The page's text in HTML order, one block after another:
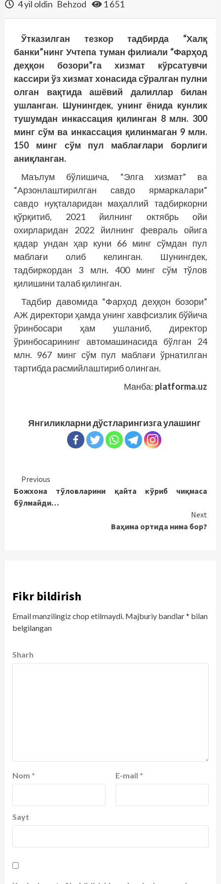
4 yil oldin Behzod 1 651
Ўтказилган тезкор тадбирда “Халқ
банки”нинг Учтепа туман филиали “Фарҳод
деҳқон бозори”га хизмат кўрсатувчи
кассири ўз хизмат хонасида сўралган пулни
олган вақтида ашёвий далиллар билан
ушланган. Шунингдек, унинг ёнида кунлик
тушумдан инкассация қилинган 8 млн. 300
минг сўм ва инкассация қилинмаган 9 млн.
150 минг сўм пул маблағлари борлиги
аниқланган.
Маълум бўлишича, “Элга хизмат” ва
“Арзонлаштирилган савдо ярмаркалари”
савдо нуқталаридан маҳаллий тадбиркорни
қўрқитиб, 2021 йилнинг октябрь ойи
охирларидан 2022 йилнинг февраль ойига
қадар ундан ҳар куни 66 минг сўмдан пул
маблағи олиб келинган. Шунингдек,
тадбиркордан 3 млн. 400 минг сўм тўлов
қилишини талаб қилинган.
Тадбир давомида “Фарҳод деҳқон бозори”
АЖ директори ҳамда унинг хавфсизлик бўйича
ўринбосари ҳам ушланиб, директор
ўринбосарининг автомашинасида бўлган 24
млн. 967 минг сўм пул маблағи ўрнатилган
тартибда расмийлаштириб олинган.
Манба: platforma.uz
Янгиликларни дўстларингизга улашинг
Continue
Reading
Previous
Божхона тўловларини қайта кўриб чиқмаса
бўлмайди…
Next
Ваҳима ортида нима бор?
Fikr bildirish
Email manzilingiz chop etilmaydi. Majburiy bandlar* bilan
belgilangan
Sharh
Nom * E-mail *
Sayt